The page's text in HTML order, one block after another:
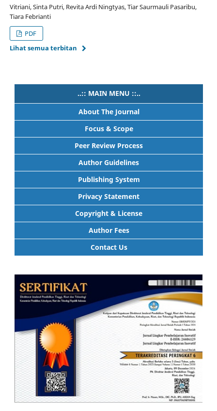
Vitriani, Sinta Putri, Revita Ardi Ningtyas, Tiar Saurmauli Pasaribu,
Tiara Febrianti
PDF
Lihat semua terbitan
..:: MAIN MENU ::..
About The Journal
Focus & Scope
Peer Review Process
Author Guidelines
Publishing System
Privacy Statement
Copyright & License
Author Fees
Contact Us